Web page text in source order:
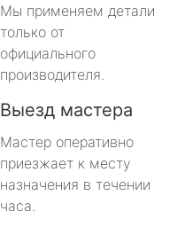
Мы применяем детали
только от
официального
производителя.
Выезд мастера
Мастер оперативно
приезжает к месту
назначения в течении
часа.